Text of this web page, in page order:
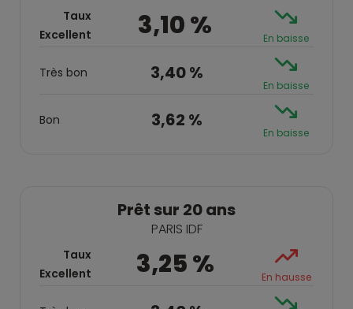
Taux
Excellent
3,10 % En baisse
Très bon 3,40 %
En baisse
Bon 3,62 %
En baisse
Prêt sur 20 ans
PARIS IDF
Taux
Excellent
3,25 % En hausse